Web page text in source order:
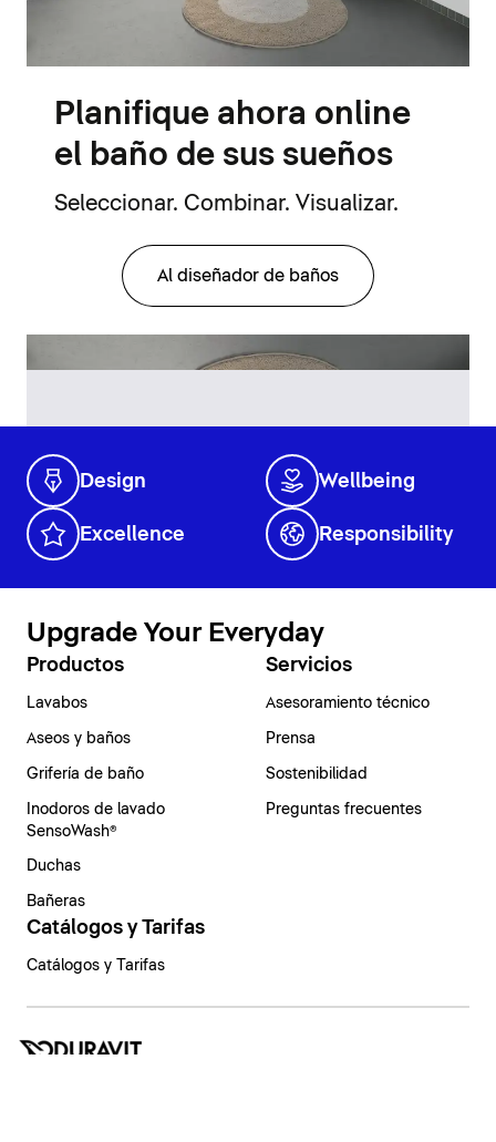
Planifique ahora online
el baño de sus sueños
Seleccionar. Combinar. Visualizar.
Al diseñador de baños
Design Wellbeing
Excellence Responsibility
Upgrade Your Everyday
Productos
Lavabos
Aseos y baños
Grifería de baño
Inodoros de lavado
SensoWash®
Duchas
Bañeras
Servicios
Asesoramiento técnico
Prensa
Sostenibilidad
Preguntas frecuentes
Catálogos y Tarifas
Catálogos y Tarifas